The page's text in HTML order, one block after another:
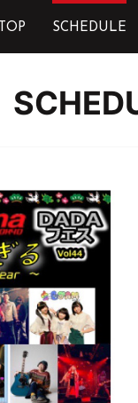
TOP SCHEDULE